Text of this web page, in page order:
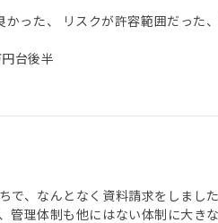
った、 リスクが許容範囲だった
台後半
で、なんとなく資料請求をしま
管理体制も他にはない体制に大き